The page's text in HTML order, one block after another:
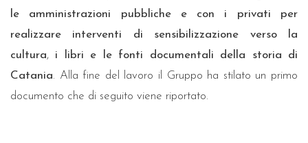
le amministrazioni pubbliche e con i privati per
realizzare interventi di sensibilizzazione verso la
cultura, i libri e le fonti documentali della storia di
Catania. Alla fine del lavoro il Gruppo ha stilato un primo
documento che di seguito viene riportato.